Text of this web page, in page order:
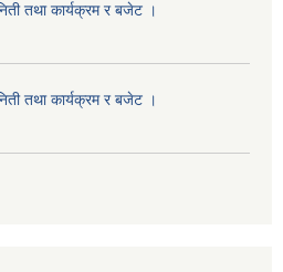
तथा कार्यक्रम र बजेट ।
तथा कार्यक्रम र बजेट ।